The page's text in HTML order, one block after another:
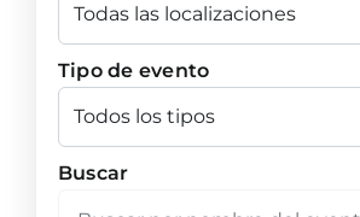
Tipo de evento
Buscar